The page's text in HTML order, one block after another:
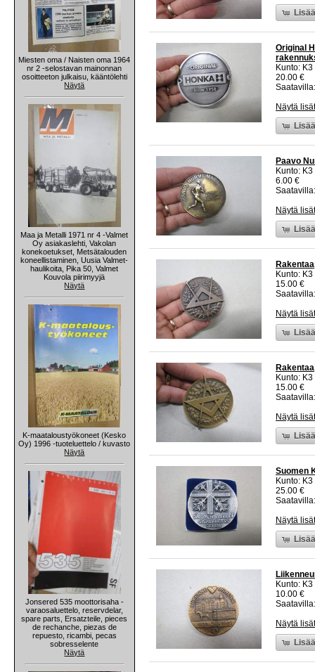
Miesten oma / Naisten oma 1964
nr 2 -selostavan mainonnan
osoitteeton julkaisu, kääntölehti
Näytä
Maa ja Metalli 1971 nr 4 -Valmet
Oy asiakaslehti, Vakolan
konekoetukset, Metsätalouden
koneellistaminen, Uusia Valmet-
haulikoita, Pika 50, Valmet
Kouvola piirimyyjä
Näytä
K-maataloustyökoneet (Kesko
Oy) 1996 -tuoteluettelo / kuvasto
Näytä
Jonsered 535 moottorisaha -
varaosaluettelo, reservdelar,
spare parts, Ersatzteile, pieces
de rechanche, piezas de
repuesto, ricambi, pecas
sobresselente
Näytä
Original
Kunto:
20.00 €
Näytä
Paavo
Kunto:
6.00 €
Näytä
Kunto:
15.00 €
Näytä
Kunto:
15.00 €
Näytä
Suomen
Kunto:
25.00 €
Näytä
Kunto:
10.00 €
Näytä